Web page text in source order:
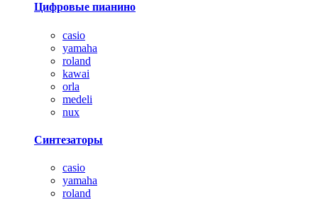
Цифровые пианино
casio
yamaha
roland
kawai
orla
medeli
nux
Синтезаторы
casio
yamaha
roland